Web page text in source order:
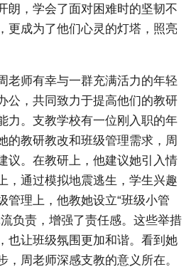
朗，学会了面对困难时的坚韧不
更成为了他们心灵的灯塔，照亮
老师有幸与一群充满活力的年轻
公，共同致力于提高他们的教研
力。支教学校有一位刚入职的年
的教研教改和班级管理需求，周
议。在教研上，他建议她引入情
，通过模拟地震逃生，学生兴趣
管理上，他教她设立“班级小管
负责，增强了责任感。这些举措
也让班级氛围更加和谐。看到她
，周老师深感支教的意义所在。